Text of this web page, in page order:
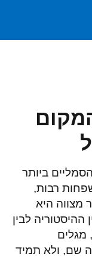
ביותר
רבות,
מצווה היא
לבין
מגלים
שם, ולא תמיד